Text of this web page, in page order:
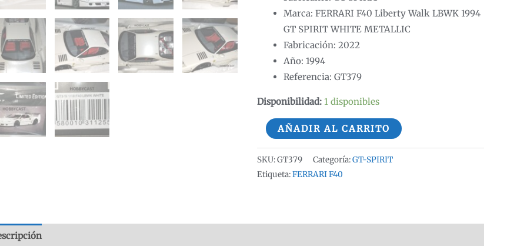
Marca: FERRARI F40 Liberty Walk LBWK 1994
GT SPIRIT WHITE METALLIC
Fabricación: 2022
Año: 1994
Referencia: GT379
Disponibilidad: 1 disponibles
FERRARI
F40
LIBERTY
WALK
GT
AÑADIR AL CARRITO
SKU:GT379 Categoría:GT-SPIRIT
Etiqueta:FERRARI F40